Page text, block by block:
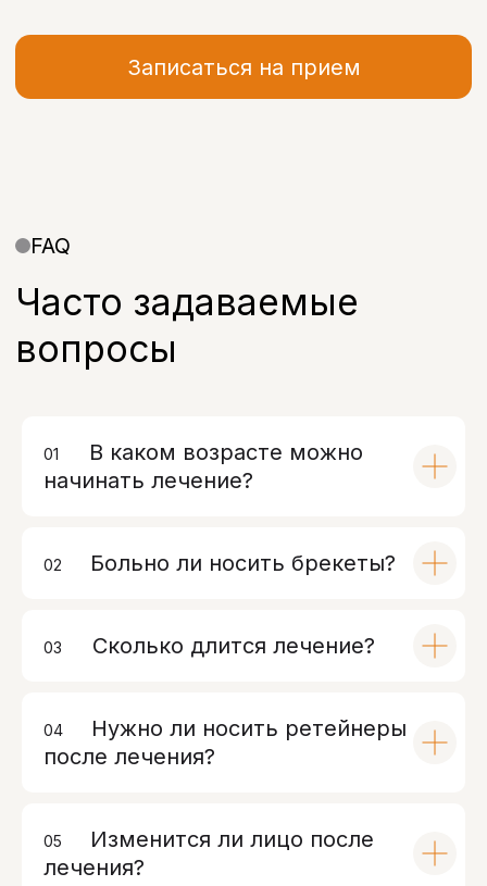
01
В каком возрасте можно
начинать лечение?
02 Больно ли носить брекеты?
03 Сколько длится лечение?
04
Нужно ли носить ретейнеры
после лечения?
05
Изменится ли лицо после
лечения?